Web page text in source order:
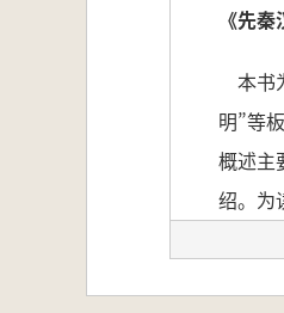
《先
本书
明”等
概述主
绍。为
本書は